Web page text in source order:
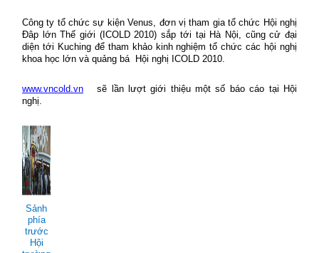
Công ty tổ chức sự kiện Venus, đơn vị tham gia tổ chức Hội nghị
Đâp lớn Thế giới (ICOLD 2010) sắp tới tại Hà Nội, cũng cử đại
diện tới Kuching để tham khảo kinh nghiệm tổ chức các hội nghị
khoa học lớn và quảng bá
Hội nghị ICOLD 2010.
www.vncold.vn
sẽ lần lượt giới thiệu một số báo cáo tại Hội
nghị.
Sảnh
phía
trước
Hội